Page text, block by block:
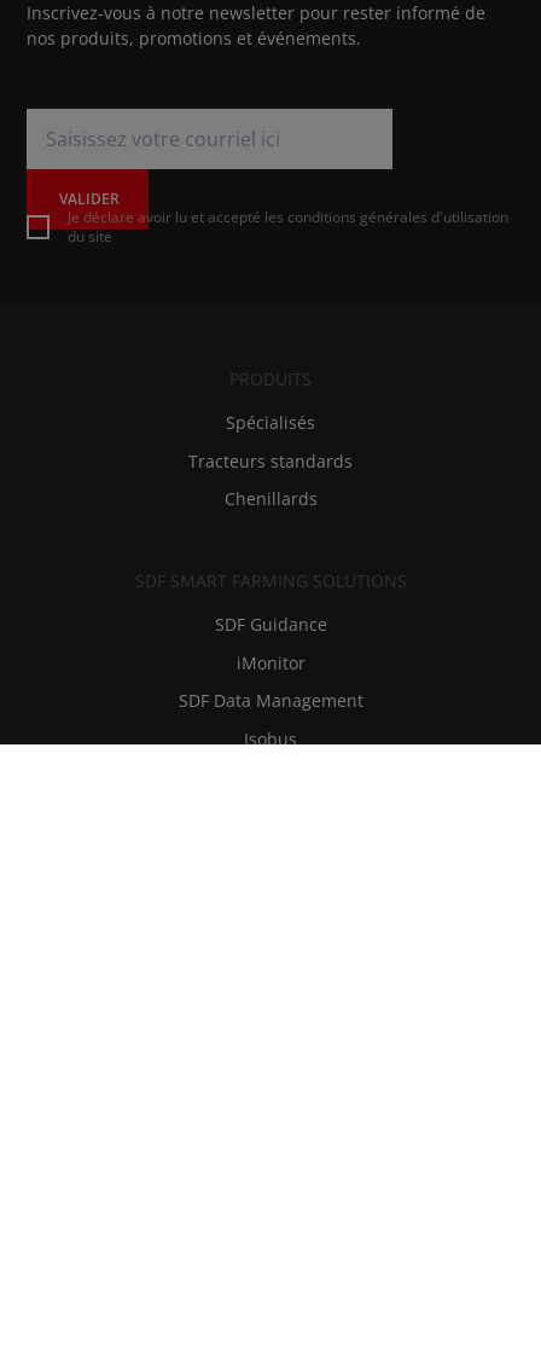
Inscrivez-vous à notre newsletter pour rester informé de
nos produits, promotions et événements.
VALIDER
Je déclare avoir lu et accepté les conditions générales d'utilisation
du site
PRODUITS
Spécialisés
Tracteurs standards
Chenillards
SDF SMART FARMING SOLUTIONS
SDF Guidance
iMonitor
SDF Data Management
Isobus